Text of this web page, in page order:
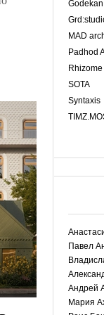
Godekan
MAD
Padhod
Rhizome
SOTA
Syntaxis
Павел
Андрей
Мария